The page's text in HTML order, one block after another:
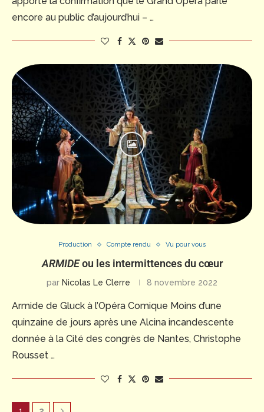
encore au public d’aujourd’hui – …
Production Compte rendu Vu pour vous
ARMIDEou les intermittences du cœur
par Nicolas Le Clerre 8 novembre 2022
Armide de Gluck à l’Opéra Comique Moins d’une
quinzaine de jours après une Alcina incandescente
donnée à la Cité des congrès de Nantes, Christophe
Rousset …